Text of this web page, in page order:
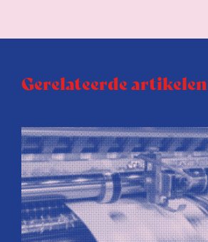
Gerelateerde artikelen